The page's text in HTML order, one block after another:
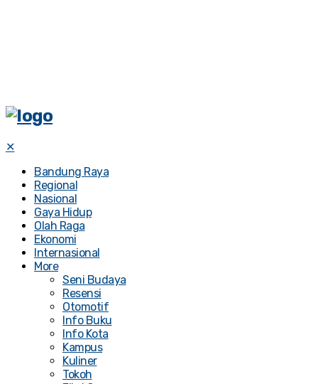
✕
Bandung Raya
Regional
Nasional
Gaya Hidup
Olah Raga
Ekonomi
Internasional
More
Seni Budaya
Resensi
Otomotif
Info Buku
Info Kota
Kampus
Kuliner
Tokoh